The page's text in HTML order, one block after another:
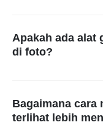
diinginkan.
Apakah ada alat
di foto?
Bagaimana cara
terlihat lebih